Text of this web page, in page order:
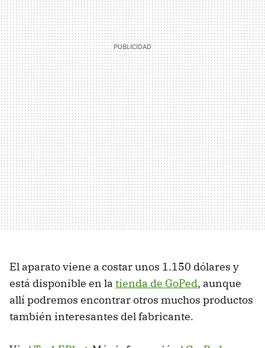
El aparato viene a costar unos 1.150 dólares y
está disponible en la tienda de GoPed, aunque
allí podremos encontrar otros muchos productos
también interesantes del fabricante.